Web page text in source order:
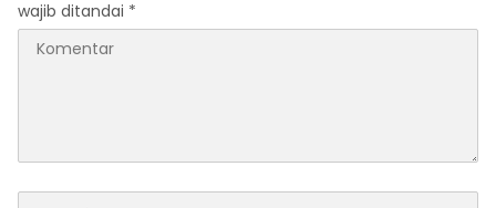
wajib ditandai *